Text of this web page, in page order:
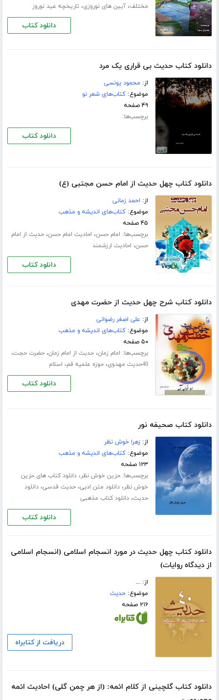
مختلف،آیین های نوروزی، تاریخچه عید نوروز
دانلود کتاب
دانلود کتاب حدیث بی قراری یک مرد
از: محمود یونسی
موضوع:کتاب‌های شعر نو
۴۹ صفحه
برچسب‌ها:
دانلود کتاب
دانلود کتاب چهل حدیث از امام حسن مجتبی (ع)
از: احمد زمانی
موضوع:کتاب‌های اندیشه و مذهب
۴۵ صفحه
برچسب‌ها: امام حسن، احادیث امام حسن،حدیث از امام
حسن، احادیث ارزشمند
دانلود کتاب
دانلود کتاب شرح چهل حدیث از حضرت مهدی
از: علی اصغر رضوانی
موضوع:کتاب‌های اندیشه و مذهب
۵۰ صفحه
برچسب‌ها: امام زمان،حدیث از امام زمان،حضرت حجت،
40حدیث مهدوی ،حوزه علمیه قم، اسلام
دانلود کتاب
دانلود کتاب صحیفه نور
از:زهرا خوش نظر
موضوع:کتاب‌های اندیشه و مذهب
۱۲۳ صفحه
برچسب‌ها:حزین خوش نظر،دانلود کتاب های حزین
خوش نظر،دانلود متن ادبی،حدیث قدسی،دانلود
حدیث،دانلود کتاب مذهبی
دانلود کتاب
دانلود کتاب چهل حدیث در مورد انسجام اسلامی (انسجام اسلامی
از دیدگاه روایات)
از: ...
موضوع:حدیث
۲۱۶ صفحه
دریافت از کتابراه
دانلود کتاب گلچینی از کلام ائمه: (از هر چمن گلی) احادیث ائمه